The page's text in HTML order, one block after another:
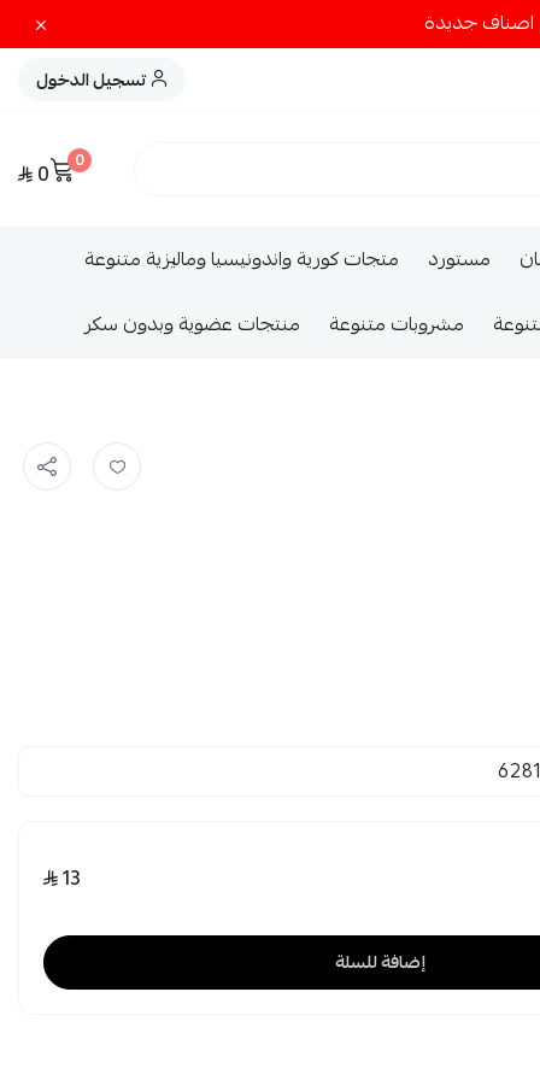
تسجيل الدخول
0
0
مستورد
متجات كورية واندونيسيا وماليزية متنوعة
مشروبات متنوعة منتجات عضوية وبدون سكر
13
إضافة للسلة